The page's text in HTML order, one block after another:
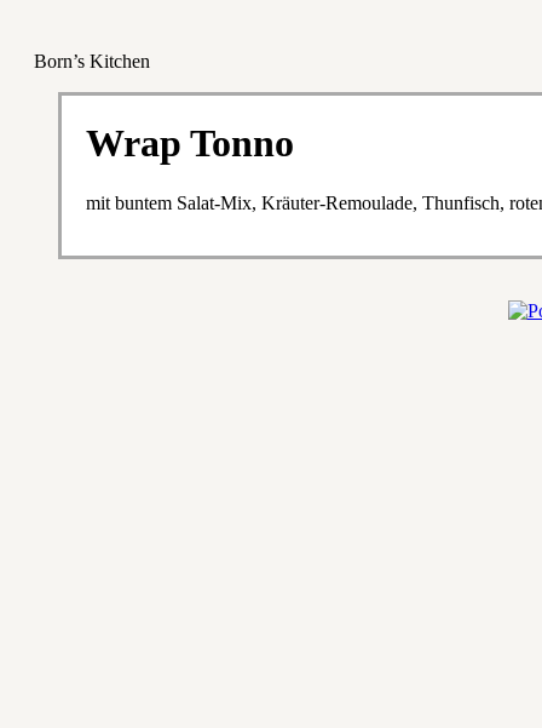
Born’s Kitchen
Wrap Tonno
mit buntem Salat-Mix, Kräuter-Remoulade, Thunfisch,